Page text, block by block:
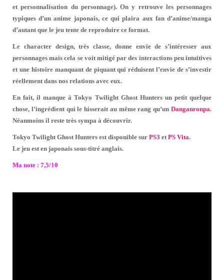
et personnalisation du personnage). On y retrouve les personnages
typiques d’un anime japonais, ce qui plaira aux fan d’anime/manga
d’autant que le jeu tente de reproduire ce format.
Le character design, très classe, donne envie de s’intéresser aux
personnages mais cela se voit mitigé par des interactions peu intuitives
et une histoire manquant de piquant qui réduisent l’envie de s’investir
réellement dans nos relations avec eux.
En fait, il manque à Tokyo Twilight Ghost Hunters un petit quelque
chose, l’ingrédient qui le hisserait au même rang qu’un Danganronpa.
Néanmoins il reste très sympa à découvrir.
Tokyo Twilight Ghost Hunters est disponible sur PS3 etPS Vita.
Le jeu est en japonais sous-titré anglais.
Ma note : 7,5/10